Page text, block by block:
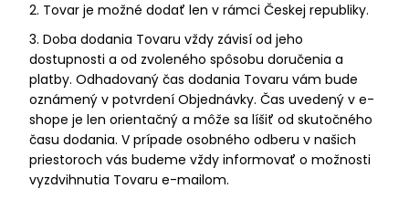
2. Tovar je možné dodať len v rámci Českej republiky.
3. Doba dodania Tovaru vždy závisí od jeho
dostupnosti a od zvoleného spôsobu doručenia a
platby. Odhadovaný čas dodania Tovaru vám bude
oznámený v potvrdení Objednávky. Čas uvedený v e-
shope je len orientačný a môže sa líšiť od skutočného
času dodania. V prípade osobného odberu v našich
priestoroch vás budeme vždy informovať o možnosti
vyzdvihnutia Tovaru e-mailom.